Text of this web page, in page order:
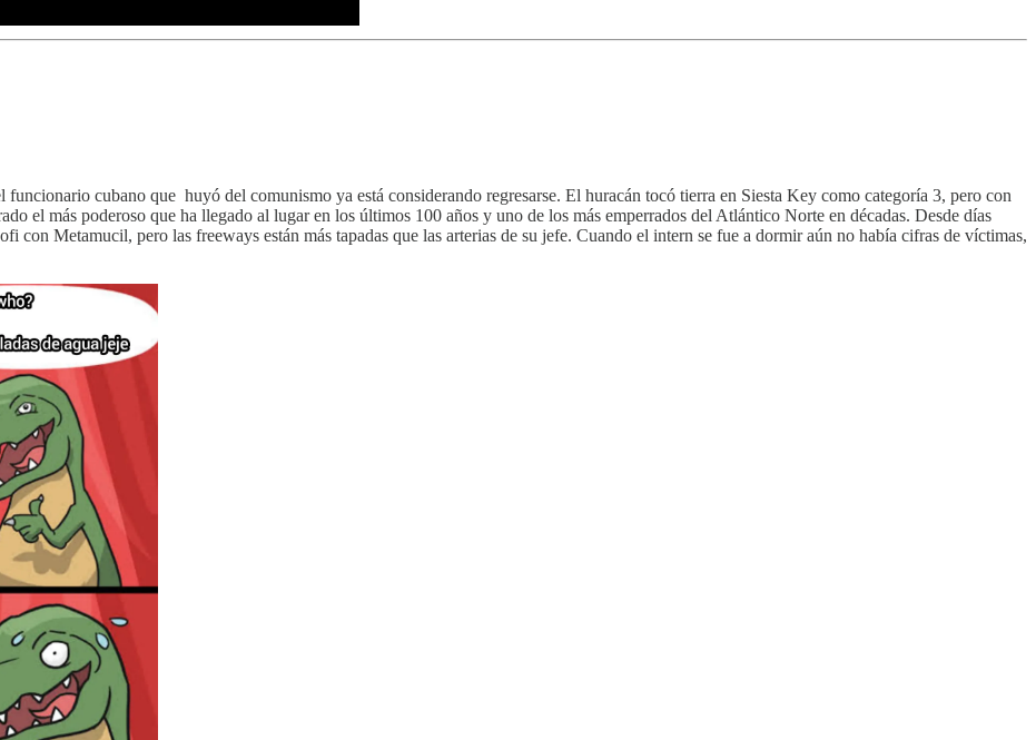
cubano que huyó del comunismo ya está considerando regresarse. El huracán tocó tierra en Siesta Key como categoría 3, pero con
el más poderoso que ha llegado al lugar en los últimos 100 años y uno de los más emperrados del Atlántico Norte en décadas. Desde días
con Metamucil, pero las freeways están más tapadas que las arterias de su jefe. Cuando el intern se fue a dormir aún no había cifras de víctimas,